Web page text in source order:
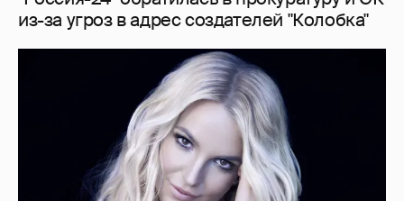
"Я ангел, и это больно". Бритни Спирс
раскритиковала родителей, шоу-бизнес и
себя — за то, что "провалилась как мать"